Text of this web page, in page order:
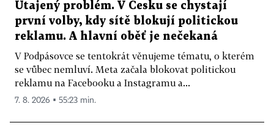
Utajený problém. V Česku se chystají
první volby, kdy sítě blokují politickou
reklamu. A hlavní oběť je nečekaná
V Podpásovce se tentokrát věnujeme tématu, o kterém
se vůbec nemluví. Meta začala blokovat politickou
reklamu na Facebooku a Instagramu a...
7. 8. 2026 ▪ 55:23 min.